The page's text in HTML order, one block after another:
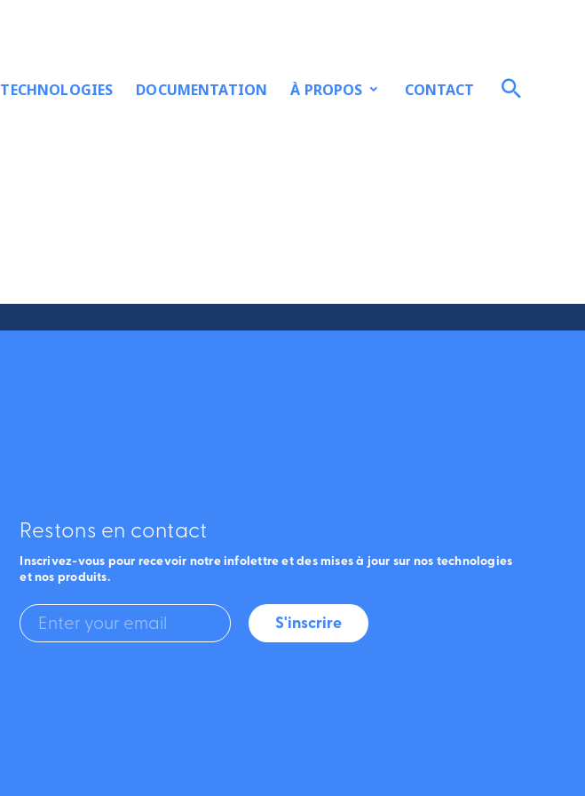
TECHNOLOGIES DOCUMENTATION À PROPOS CONTACT
Restons en contact
Inscrivez-vous pour recevoir notre infolettre et des mises à jour sur nos technologies
et nos produits.